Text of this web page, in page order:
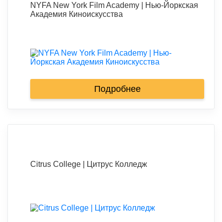
NYFA New York Film Academy | Нью-Йоркская
Академия Киноискусства
Подробнее
Citrus College | Цитрус Колледж